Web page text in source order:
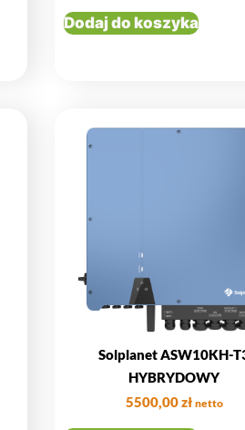
Dodaj do koszyka
Solplanet ASW10KH-
HYBRYDOWY
5500,00zł netto